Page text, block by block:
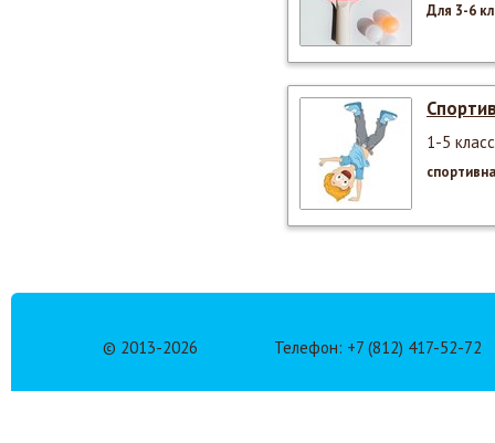
Для 3-6
1-5 класс
© 2013-2026 Телефон: +7 (812) 417-52-72